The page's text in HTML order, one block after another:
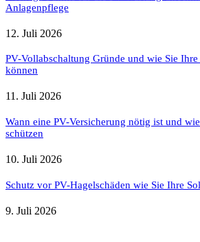
Anlagenpflege
12. Juli 2026
PV-Vollabschaltung Gründe und wie Sie
können
11. Juli 2026
Wann eine PV-Versicherung nötig ist und
schützen
10. Juli 2026
Schutz vor PV-Hagelschäden wie Sie Ihre
9. Juli 2026